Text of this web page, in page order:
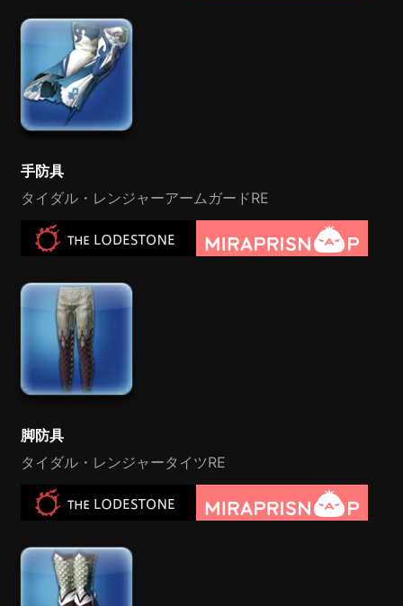
手防具
タイダル・レンジャーアームガードRE
脚防具
タイダル・レンジャータイツRE